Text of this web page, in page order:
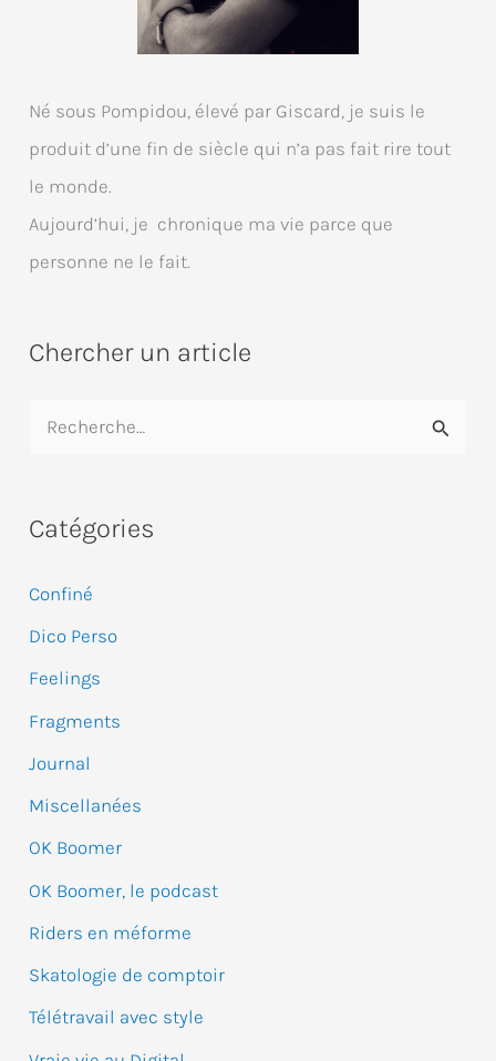
Né sous Pompidou, élevé par Giscard, je suis le
produit d’une fin de siècle qui n’a pas fait rire tout
le monde.
Aujourd’hui, je chronique ma vie parce que
personne ne le fait.
Chercher un article
h
r
c
h
e
r
Catégories
Confiné
Dico Perso
Feelings
Fragments
Journal
Miscellanées
OK Boomer
OK Boomer, le podcast
Riders en méforme
Skatologie de comptoir
Télétravail avec style